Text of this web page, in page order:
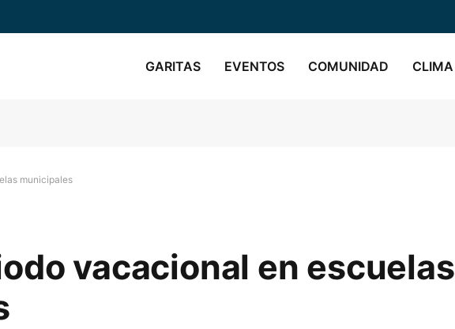
GARITAS EVENTOS COMUNIDAD CLIMA
municipales
vacacional en escuelas